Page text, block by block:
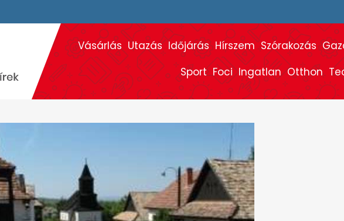
Vásárlás Utazás Időjárás Hírszem Szórakozás
Sport Foci Ingatlan Otthon